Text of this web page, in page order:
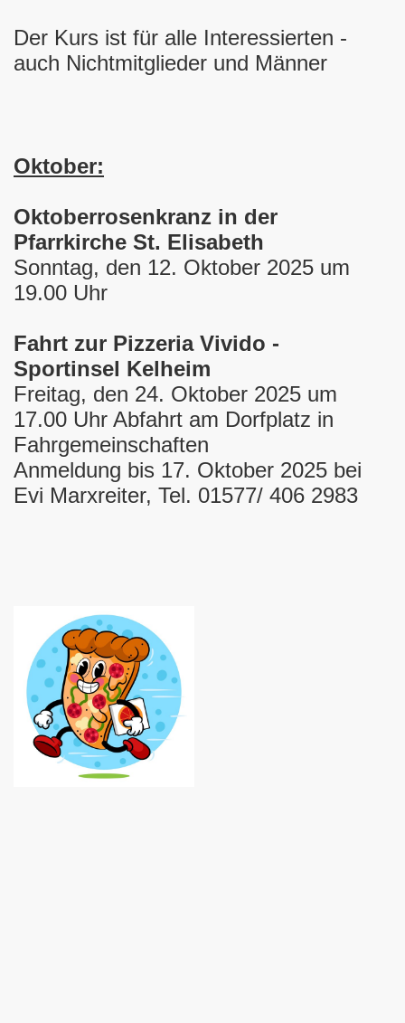
Der Kurs ist für alle Interessierten -
auch Nichtmitglieder und Männer
Oktober:
Oktoberrosenkranz in der
Pfarrkirche St. Elisabeth
Sonntag, den 12. Oktober 2025 um
19.00 Uhr
Fahrt zur Pizzeria Vivido -
Sportinsel Kelheim
Freitag, den 24. Oktober 2025 um
17.00 Uhr Abfahrt am Dorfplatz in
Fahrgemeinschaften
Anmeldung bis 17. Oktober 2025 bei
Evi Marxreiter, Tel. 01577/ 406 2983